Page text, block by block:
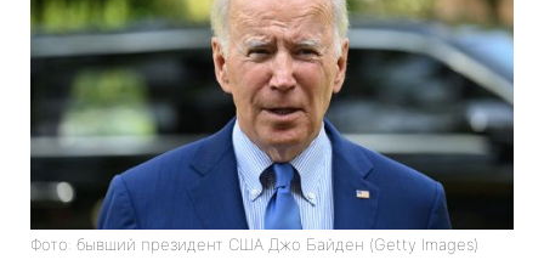
Фото: бывший президент США Джо Байден (Getty Images)